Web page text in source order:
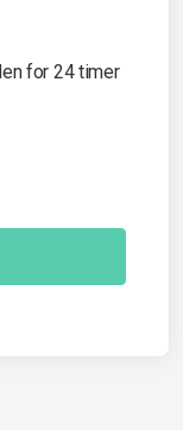
for 24 timer